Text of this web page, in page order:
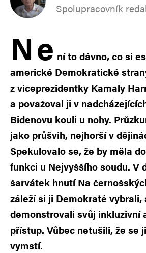
Spolupracovník
Ne ní to dávno, co si
americké Demokratické
z viceprezidentky Kamaly
a považoval ji v
Bidenovu kouli u nohy.
jako průšvih, nejhorší v
Spekulovalo se, že by měla
funkci u Nejvyššího soudu. V
šarvátek hnutí Na
záleží si ji Demokraté vybrali,
demonstrovali svůj inkluzivní
přístup. Vůbec netušili, že se
vymstí.